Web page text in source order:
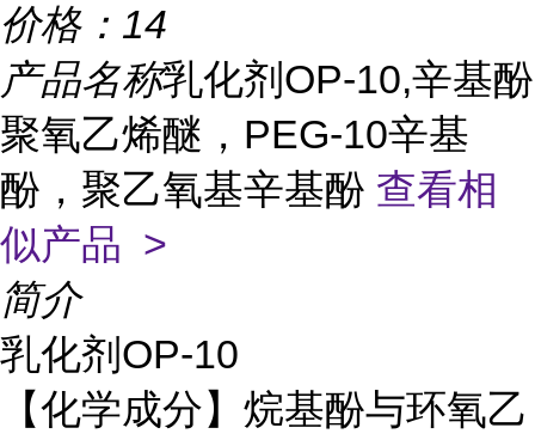
价格： 14
产品名称乳化剂OP-10,辛基酚
聚氧乙烯醚，PEG-10辛基
酚，聚乙氧基辛基酚 查看相
似产品 >
简介
乳化剂OP-10
【化学成分】烷基酚与环氧乙